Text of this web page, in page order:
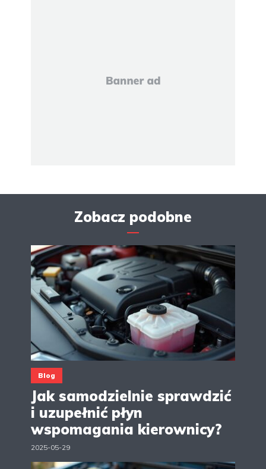
Zobacz podobne
Blog
Jak samodzielnie sprawdzić
i uzupełnić płyn
wspomagania kierownicy?
2025-05-29